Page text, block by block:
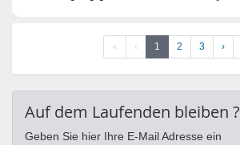
« ‹ 1 2 3 ›
Auf dem Laufenden bleiben ?
Geben Sie hier Ihre E-Mail Adresse ein